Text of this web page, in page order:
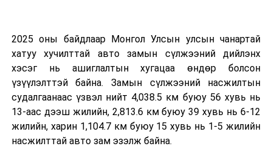
боломжтойг онцлов. Мөн форумд оролцож буй
төлөөлөгчдийн хүрээнд хамтарсан төсөл, хөтөлбөр
хэрэгжүүлэх асуудлыг дэвшүүлэн ажиллах
боломжтой гэдгээ илэрхийллээ.
УНШСАН: 435
ДАРААХ МЭДЭЭ
2025 оны байдлаар Монгол Улсын улсын чанартай
хатуу хучилттай авто замын сүлжээний дийлэнх
хэсэг нь ашиглалтын хугацаа өндөр болсон
үзүүлэлттэй байна. Замын сүлжээний насжилтын
судалгаанаас үзвэл нийт 4,038.5 км буюу 56 хувь нь
13-аас дээш жилийн, 2,813.6 км буюу 39 хувь нь 6-12
жилийн, харин 1,104.7 км буюу 15 хувь нь 1-5 жилийн
насжилттай авто зам эзэлж байна.